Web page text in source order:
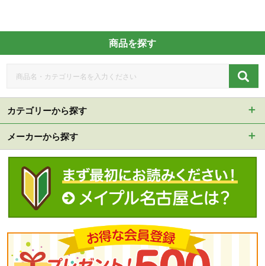
商品を探す
カテゴリーから探す
メーカーから探す